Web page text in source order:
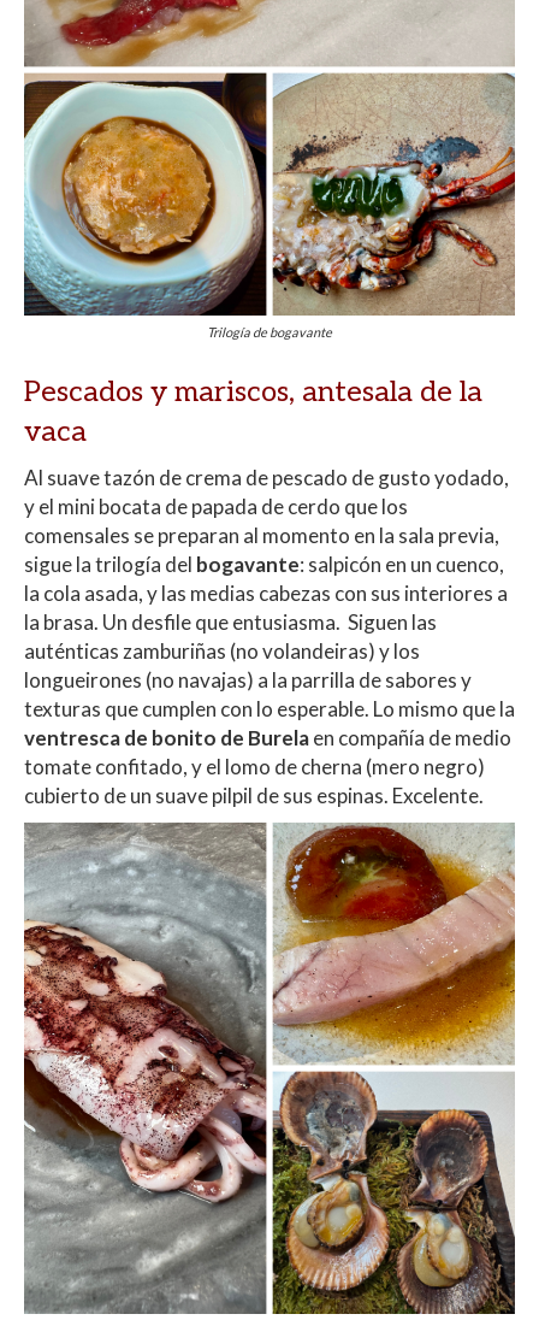
Trilogía de bogavante
Pescados y mariscos, antesala de la
vaca
Al suave tazón de crema de pescado de gusto yodado,
y el mini bocata de papada de cerdo que los
comensales se preparan al momento en la sala previa,
sigue la trilogía del bogavante: salpicón en un cuenco,
la cola asada, y las medias cabezas con sus interiores a
la brasa. Un desfile que entusiasma. Siguen las
auténticas zamburiñas (no volandeiras) y los
longueirones (no navajas) a la parrilla de sabores y
texturas que cumplen con lo esperable. Lo mismo que la
ventresca de bonito de Burelaen compañía de medio
tomate confitado, y el lomo de cherna (mero negro)
cubierto de un suave pilpil de sus espinas. Excelente.